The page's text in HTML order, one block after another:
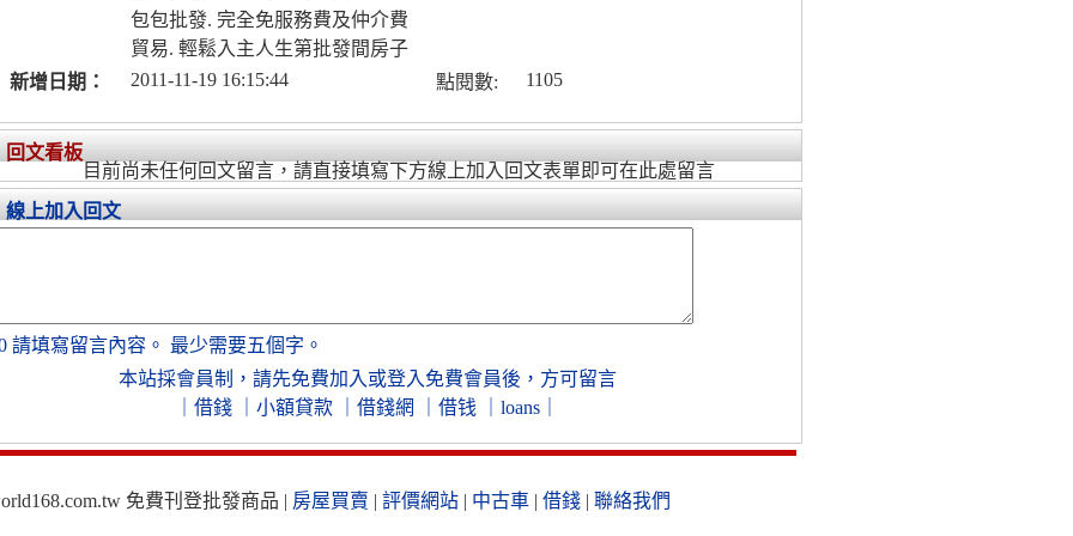
包包批發. 完全免服務費及仲介費
貿易. 輕鬆入主人生第批發間房子
新增日期：
2011-11-19 16:15:44 點閱數: 1105
回文看板
目前尚未任何回文留言，請直接填寫下方線上加入回文表單即可在此處留言
線上加入回文
請填寫留言內容。 最少需要五個字。
本站採會員制， 請先免費加入 或登入免費會員後，方可留言
借錢 小額貸款 借錢網 借钱 loans
免費刊登批發商品 | 房屋買賣 | 評價網站| 中古車| 借錢| 聯絡我們